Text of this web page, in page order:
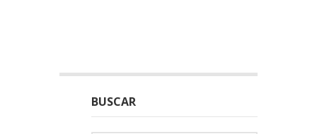
BUSCAR